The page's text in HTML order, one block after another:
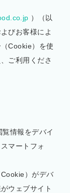
）（以
びお客様によ
Cookie）を使
ご利用くださ
情報をデバイ
マートフォ
）がデバ
ウェブサイト